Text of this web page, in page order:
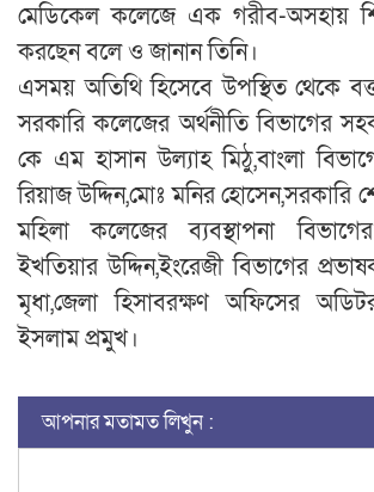
মেডিকেল কলেজে এক গরীব-অসহায়
করছেন বলে ও জানান তিনি।
এসময় অতিথি হিসেবে উপস্থিত থেকে
সরকারি কলেজের অর্থনীতি বিভাগের
কে এম হাসান উল্যাহ মিঠু,বাংলা
রিয়াজ উদ্দিন,মোঃ মনির হোসেন,সরকারি
মহিলা কলেজের ব্যবস্থাপনা
ইখতিয়ার উদ্দিন,ইংরেজী বিভাগের
মৃধা,জেলা হিসাবরক্ষণ অফিসের
ইসলাম প্রমুখ।
আপনার মতামত লিখুন :